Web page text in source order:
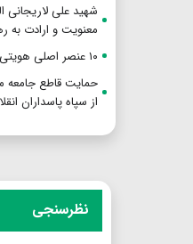
شهید علی لاریجانی
معنویت و ارادت به
۱۰ عنصر اصلی هویتی حوزه‌های علمیه
حمایت قاطع جامعه
از سپاه پاسداران
نظرسنجی